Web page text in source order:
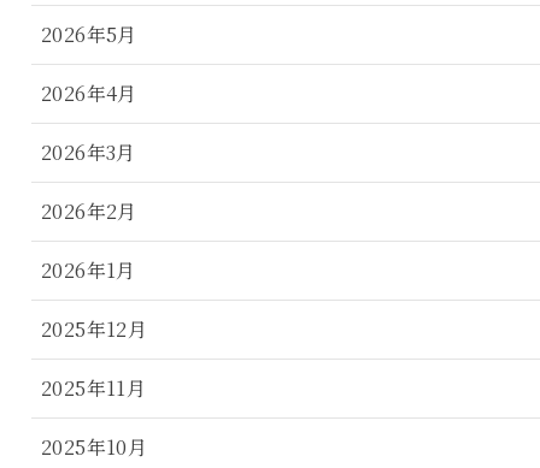
2026年5月
2026年4月
2026年3月
2026年2月
2026年1月
2025年12月
2025年11月
2025年10月